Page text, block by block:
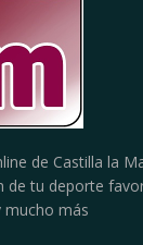
de Castilla la
de tu deporte
mucho más